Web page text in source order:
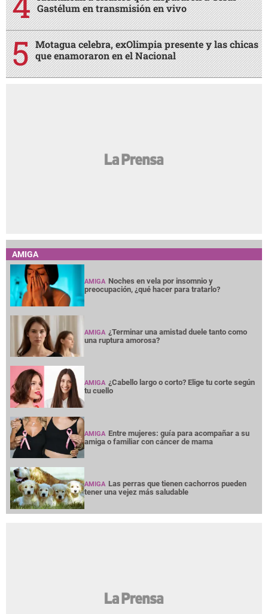
Gastélum en transmisión en vivo
Motagua celebra, exOlimpia presente y las chicas
que enamoraron en el Nacional
AMIGA
AMIGA Noches en vela por insomnio y
preocupación, ¿qué hacer para tratarlo?
AMIGA ¿Terminar una amistad duele tanto como
una ruptura amorosa?
AMIGA ¿Cabello largo o corto? Elige tu corte según
tu cuello
AMIGA Entre mujeres: guía para acompañar a su
amiga o familiar con cáncer de mama
AMIGA Las perras que tienen cachorros pueden
tener una vejez más saludable